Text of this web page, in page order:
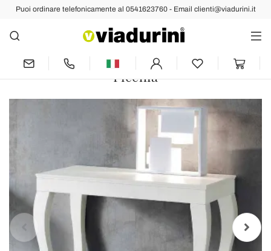
Puoi ordinare telefonicamente al 0541623760 - Email clienti@viadurini.it
Indietro Prec Succ
Consolle Allungabile in Legno di
Frassino Laccato Bianco Grigiastro –
Picchia